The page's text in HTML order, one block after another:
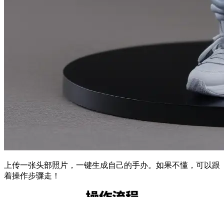
上传一张头部照片，一键生成自己的手办。如果不懂，可以跟
着操作步骤走！